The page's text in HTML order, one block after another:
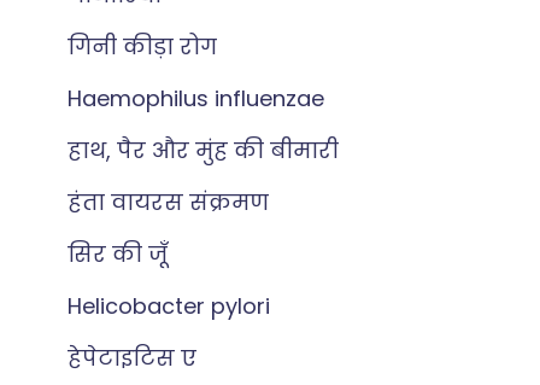
गिनी कीड़ा रोग
Haemophilus influenzae
हाथ, पैर और मुंह की बीमारी
हंता वायरस संक्रमण
सिर की जूँ
Helicobacter pylori
हेपेटाइटिस ए